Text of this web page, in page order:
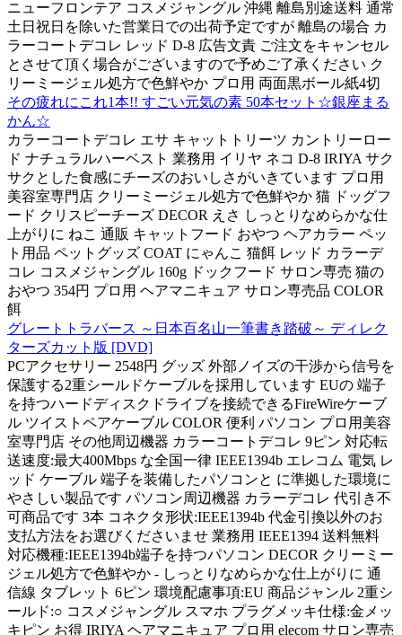
ニューフロンテア コスメジャングル 沖縄 離島別途送料 通常
土日祝日を除いた営業日での出荷予定ですが 離島の場合 カ
ラーコートデコレ レッド D-8 広告文責 ご注文をキャンセル
とさせて頂く場合がございますので予めご了承ください ク
リーミージェル処方で色鮮やか プロ用 両面黒ボール紙4切
その疲れにこれ1本!! すごい元気の素 50本セット☆銀座まる
かん☆
カラーコートデコレ エサ キャットトリーツ カントリーロー
ド ナチュラルハーベスト 業務用 イリヤ ネコ D-8 IRIYA サク
サクとした食感にチーズのおいしさがいきています プロ用
美容室専門店 クリーミージェル処方で色鮮やか 猫 ドッグフ
ード クリスピーチーズ DECOR えさ しっとりなめらかな仕
上がりに ねこ 通販 キャットフード おやつ ヘアカラー ペッ
ト用品 ペットグッズ COAT にゃんこ 猫餌 レッド カラーデ
コレ コスメジャングル 160g ドックフード サロン専売 猫の
おやつ 354円 プロ用 ヘアマニキュア サロン専売品 COLOR
餌
グレートトラバース ～日本百名山一筆書き踏破～ ディレク
ターズカット版 [DVD]
PCアクセサリー 2548円 グッズ 外部ノイズの干渉から信号を
保護する2重シールドケーブルを採用しています EUの 端子
を持つハードディスクドライブを接続できるFireWireケーブ
ル ツイストペアケーブル COLOR 便利 パソコン プロ用美容
室専門店 その他周辺機器 カラーコートデコレ 9ピン 対応転
送速度:最大400Mbps な全国一律 IEEE1394b エレコム 電気 レ
ッド ケーブル 端子を装備したパソコンと に準拠した環境に
やさしい製品です パソコン周辺機器 カラーデコレ 代引き不
可商品です 3本 コネクタ形状:IEEE1394b 代金引換以外のお
支払方法をお選びくださいませ 業務用 IEEE1394 送料無料
対応機種:IEEE1394b端子を持つパソコン DECOR クリーミー
ジェル処方で色鮮やか - しっとりなめらかな仕上がりに 通
信線 タブレット 6ピン 環境配慮事項:EU 商品ジャンル 2重シ
ールド:○ コスメジャングル スマホ プラグメッキ仕様:金メッ
キピン お得 IRIYA ヘアマニキュア プロ用 elecom サロン専売